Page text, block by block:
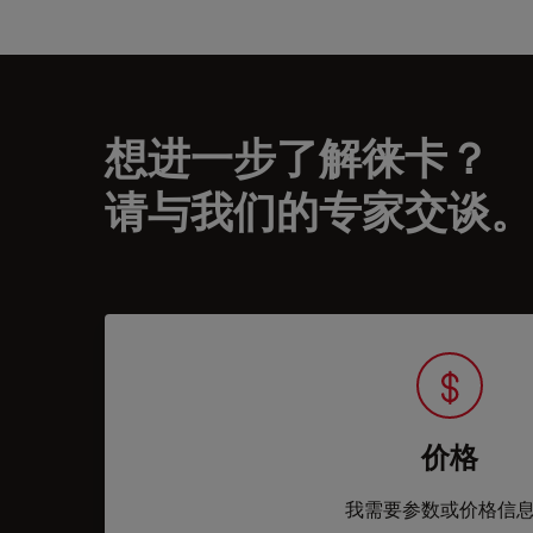
想进一步了解徕卡？
请与我们的专家交谈。
价格
我需要参数或价格信